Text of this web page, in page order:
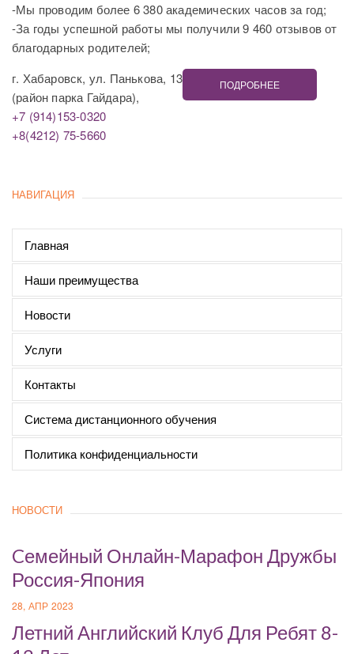
-Мы проводим более 6 380 академических часов за год;
-За годы успешной работы мы получили 9 460 отзывов от
благодарных родителей;
г. Хабаровск, ул. Панькова, 13
(район парка Гайдара),
+7 (914)153-0320
+8(4212) 75-5660
ПОДРОБНЕЕ
НАВИГАЦИЯ
Главная
Наши преимущества
Новости
Услуги
Контакты
Система дистанционного обучения
Политика конфиденциальности
НОВОСТИ
Cемейный Онлайн-Марафон Дружбы
Россия-Япония
28, АПР 2023
Летний Английский Клуб Для Ребят 8-